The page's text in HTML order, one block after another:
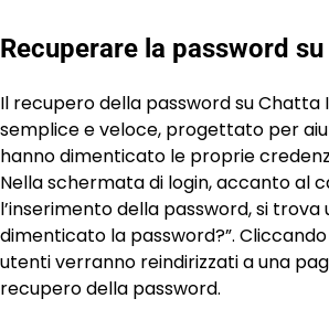
Recuperare la password
Il recupero della password su Chatta
semplice e veloce, progettato per
hanno dimenticato le proprie
Nella schermata di login, accanto al
l’inserimento della password, si trova
dimenticato la password?”.
utenti verranno reindirizzati a una
recupero della password.